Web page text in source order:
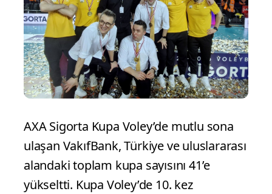
AXA Sigorta Kupa Voley’de mutlu sona
ulaşan VakıfBank, Türkiye ve uluslararası
alandaki toplam kupa sayısını 41’e
yükseltti. Kupa Voley’de 10. kez